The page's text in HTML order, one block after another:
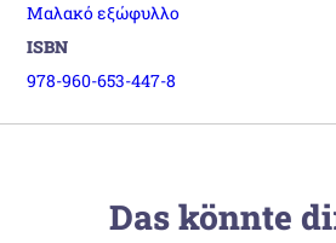
Μαλακό εξώφυλλο
ISBN
978-960-653-447-8
Das könnte